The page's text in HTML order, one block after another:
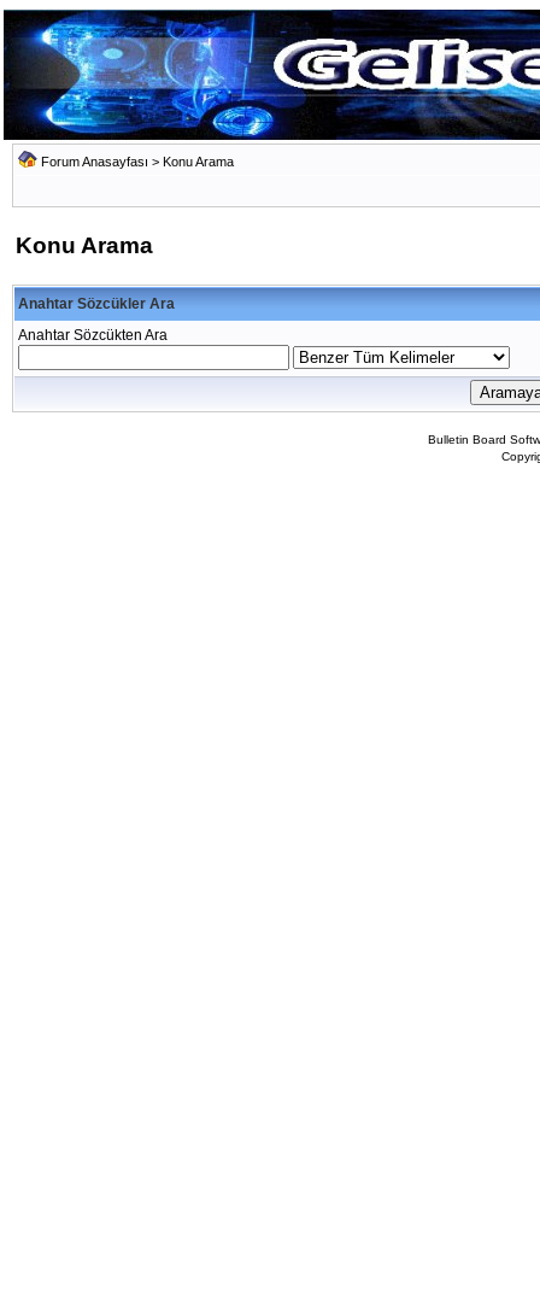
Forum Anasayfası > Konu Arama
Konu Arama
Anahtar Sözcükler Ara
Anahtar Sözcükten Ara
Bulletin Board